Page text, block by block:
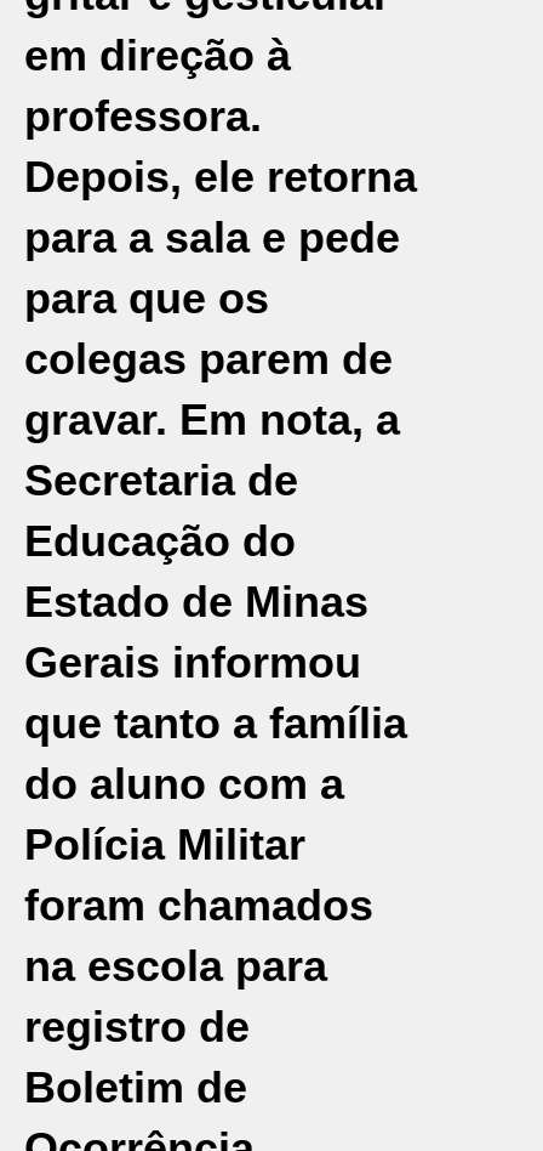
em direção à
professora.
Depois, ele retorna
para a sala e pede
para que os
colegas parem de
gravar. Em nota, a
Secretaria de
Educação do
Estado de Minas
Gerais informou
que tanto a família
do aluno com a
Polícia Militar
foram chamados
na escola para
registro de
Boletim de